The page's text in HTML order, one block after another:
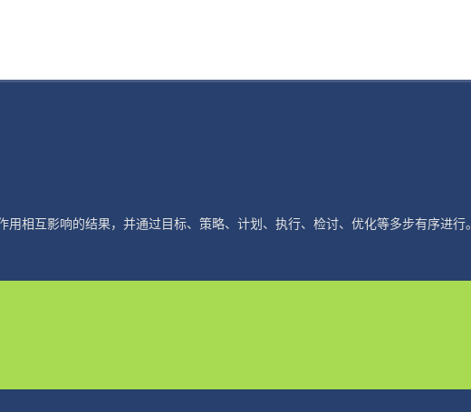
相互影响的结果，并通过目标、策略、计划、执行、检讨、优化等多步有序进行。